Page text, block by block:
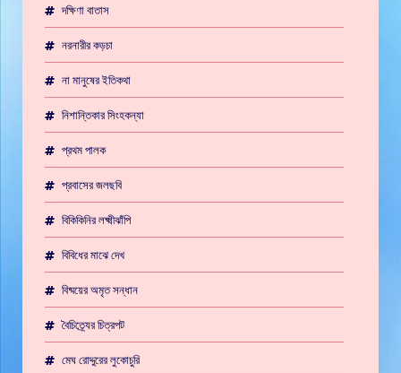
দক্ষিণা বাতাস
নরনারীর কড়চা
না মানুষের ইতিকথা
নিশান্তিকার সিংহকন্যা
প্রথম পালক
প্রবাসের জলছবি
বিকিকিনির লক্ষ্মীঝাঁপি
বিবিধের মাঝে দেখ
বিষ্ময়ের অমৃত সন্ধান
বৈচিত্র্যের চিত্রপট
মেঘ রোদ্দুরের লুকোচুরি